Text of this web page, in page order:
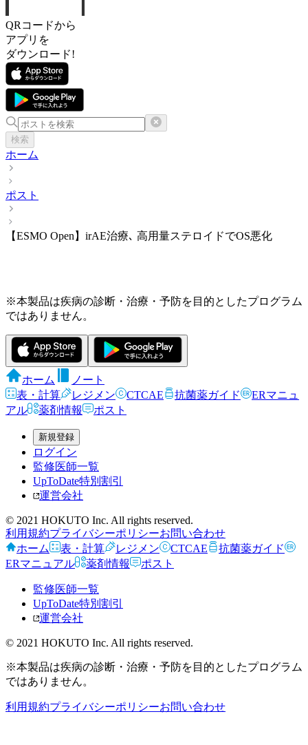
QRコードから
アプリを
ダウンロード!
検索
ホーム
ポスト
【ESMO Open】irAE治療､ 高用量ステロイドでOS悪化
※本製品は疾病の診断・治療・予防を目的としたプログラム
ではありません。
ホーム
ノート
表・計算
レジメン CTCAE 抗菌薬ガイド
ERマニュ
アル
薬剤情報 ポスト
新規登録
ログイン
監修医師一覧
UpToDate特別割引
運営会社
© 2021 HOKUTO Inc. All rights reserved.
利用規約プライバシーポリシーお問い合わせ
ホーム
表・計算 レジメン CTCAE
抗菌薬ガイド
ERマニュアル
薬剤情報 ポスト
監修医師一覧
UpToDate特別割引
運営会社
© 2021 HOKUTO Inc. All rights reserved.
※本製品は疾病の診断・治療・予防を目的としたプログラム
ではありません。
利用規約プライバシーポリシーお問い合わせ